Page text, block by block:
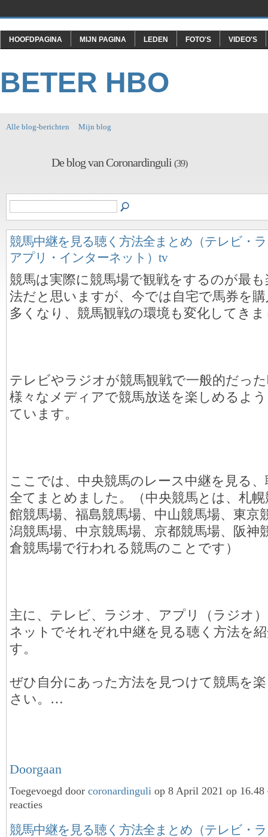
HOOFDPAGINA MIJN PAGINA LEDEN FOTO'S VIDEO'S
BETER HBO
Alle blog-berichten Mijn blog
De blog van Coronardinguli (39)
競馬中継を見る聴く方法全まとめ（テレビ・
アプリ・インターネット）tv
競馬は実際に競馬場で観戦をするのが最
法だと思いますが、今では自宅で馬券を
多くなり、競馬観戦の環境も変化してき
テレビやラジオが競馬観戦で一般的だっ
様々なメディアで競馬放送を楽しめるよ
ています。
ここでは、中央競馬のレース中継を見る
全てまとめました。（中央競馬とは、札幌
館競馬場、福島競馬場、中山競馬場、東京
潟競馬場、中京競馬場、京都競馬場、阪神
倉競馬場で行われる競馬のことです）
主に、テレビ、ラジオ、アプリ（ラジオ
ネットでそれぞれ中継を見る聴く方法を
す。
ぜひ自分にあった方法を見つけて競馬を
さい。…
Doorgaan
Toegevoegd door coronardinguli op 8 April 2021 op
reacties
競馬中継を見る聴く方法全まとめ（テレビ・